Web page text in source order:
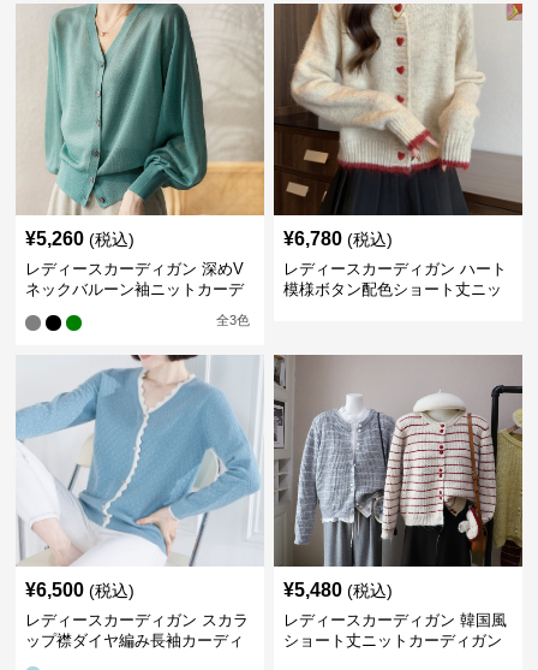
¥5,260 (税込)
レディースカーディガン 深めV
ネックバルーン袖ニットカーデ
全3色
¥6,780 (税込)
レディースカーディガン ハート
模様ボタン配色ショート丈ニッ
¥6,500 (税込)
レディースカーディガン スカラ
ップ襟ダイヤ編み長袖カーディ
¥5,480 (税込)
レディースカーディガン 韓国風
ショート丈ニットカーディガン